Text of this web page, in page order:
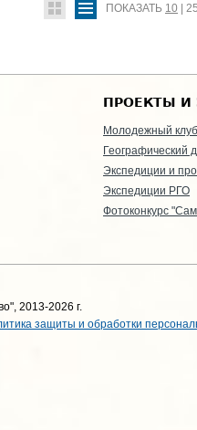
ПОКАЗАТЬ 10
ПРОЕКТЫ И
Молодежный клуб
Географический
Экспедиции и
Экспедиции РГО
Фотоконкурс
2013-2026 г.
защиты и обработки